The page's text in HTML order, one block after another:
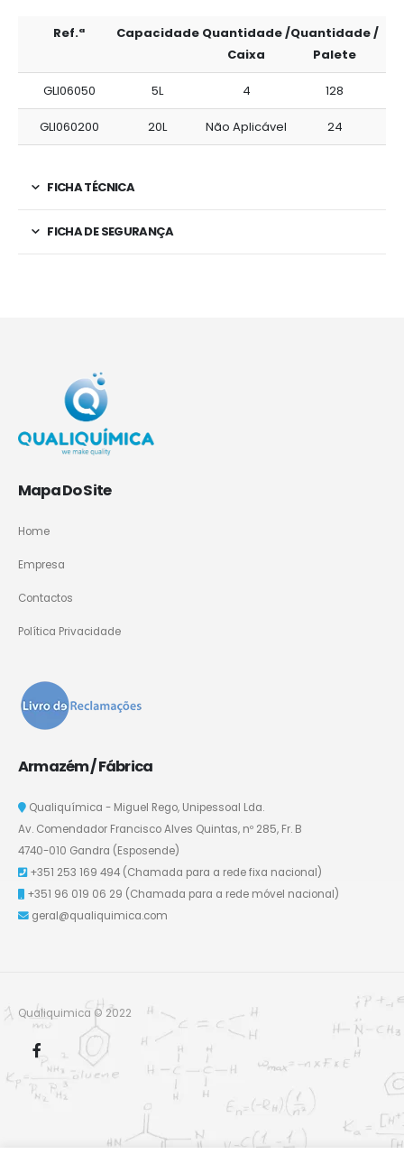
Ref.ª Capacidade Quantidade /
Caixa
Quantidade /
Palete
GLI06050 5L 4 128
GLI060200 20L Não Aplicável 24
FICHA TÉCNICA
FICHA DE SEGURANÇA
Mapa Do Site
Home
Empresa
Contactos
Política Privacidade
Armazém / Fábrica
Qualiquímica - Miguel Rego, Unipessoal Lda.
Av. Comendador Francisco Alves Quintas, nº 285, Fr. B
4740-010 Gandra (Esposende)
+351 253 169 494 (Chamada para a rede fixa nacional)
+351 96 019 06 29 (Chamada para a rede móvel nacional)
geral@qualiquimica.com
Qualiquimica © 2022